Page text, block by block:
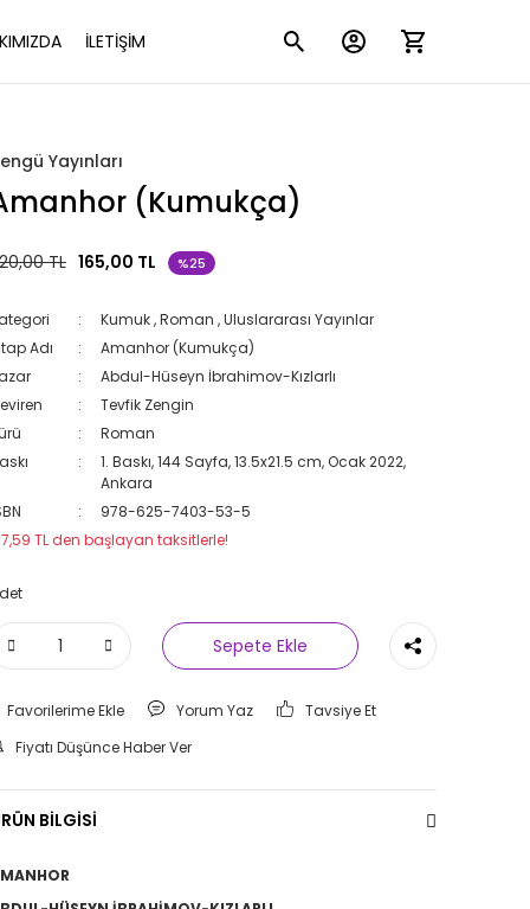
İLETİŞİM
Yayınları
(Kumukça)
TL 165,00 TL %25
Kumuk ,Roman ,Uluslararası Yayınlar
Adı
Amanhor (Kumukça)
Abdul-Hüseyn İbrahimov-Kızlarlı
Tevfik Zengin
Roman
1. Baskı, 144 Sayfa, 13.5x21.5 cm, Ocak 2022,
Ankara
978-625-7403-53-5
TL den başlayan taksitlerle!
Sepete Ekle
Yorum Yaz
Tavsiye Et
Fiyatı Düşünce Haber Ver
BİLGİSİ